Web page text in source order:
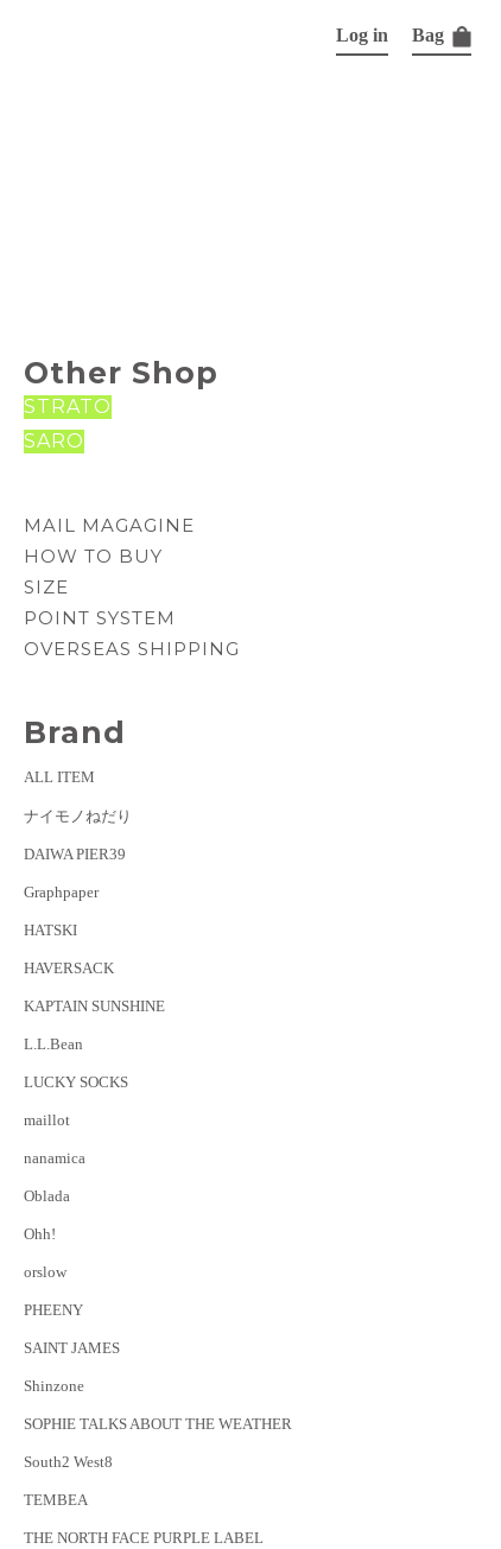
Log in Bag
Other Shop
STRATO
SARO
MAIL MAGAGINE
HOW TO BUY
SIZE
POINT SYSTEM
OVERSEAS SHIPPING
Brand
ALL ITEM
ナイモノねだり
DAIWA PIER39
Graphpaper
HATSKI
HAVERSACK
KAPTAIN SUNSHINE
L.L.Bean
LUCKY SOCKS
maillot
nanamica
Oblada
Ohh!
orslow
PHEENY
SAINT JAMES
Shinzone
SOPHIE TALKS ABOUT THE WEATHER
South2 West8
TEMBEA
THE NORTH FACE PURPLE LABEL